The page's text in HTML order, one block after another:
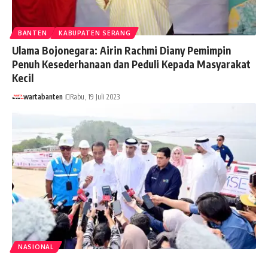
BANTEN KABUPATEN SERANG
Ulama Bojonegara: Airin Rachmi Diany Pemimpin
Penuh Kesederhanaan dan Peduli Kepada Masyarakat
Kecil
wartabanten Rabu, 19 Juli 2023
NASIONAL